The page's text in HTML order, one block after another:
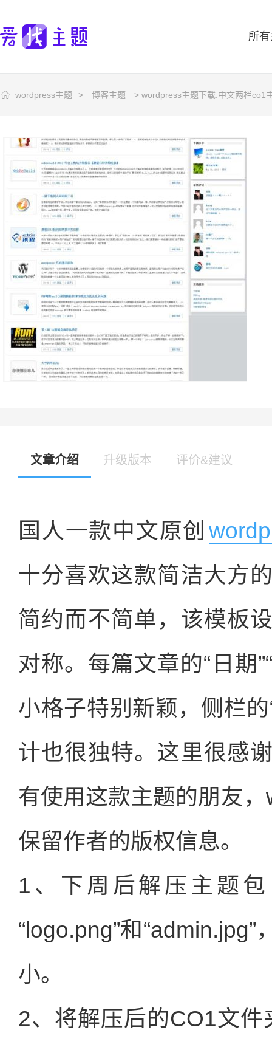
所
wordpress主题 > 博客主题 > wordpress主题下载:中文两栏co1
文章介绍 升级版本 评价&建议
国人一款中文原创
十分喜欢这款简洁大方
简约而不简单，该模板
对称。每篇文章的“日期
小格子特别新颖，侧栏的
计也很独特。这里很感
有使用这款主题的朋友
保留作者的版权信息。
1、下周后解压主题包
“logo.png”和
小。
2、将解压后的CO1文